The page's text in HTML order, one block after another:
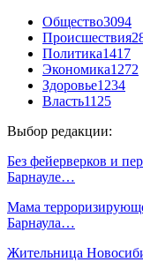
Общество3094
Происшествия
Политика1417
Экономика1272
Здоровье1234
Власть1125
Выбор редакции:
Без фейерверков и
Барнауле…
Мама
Барнаула…
Жительница